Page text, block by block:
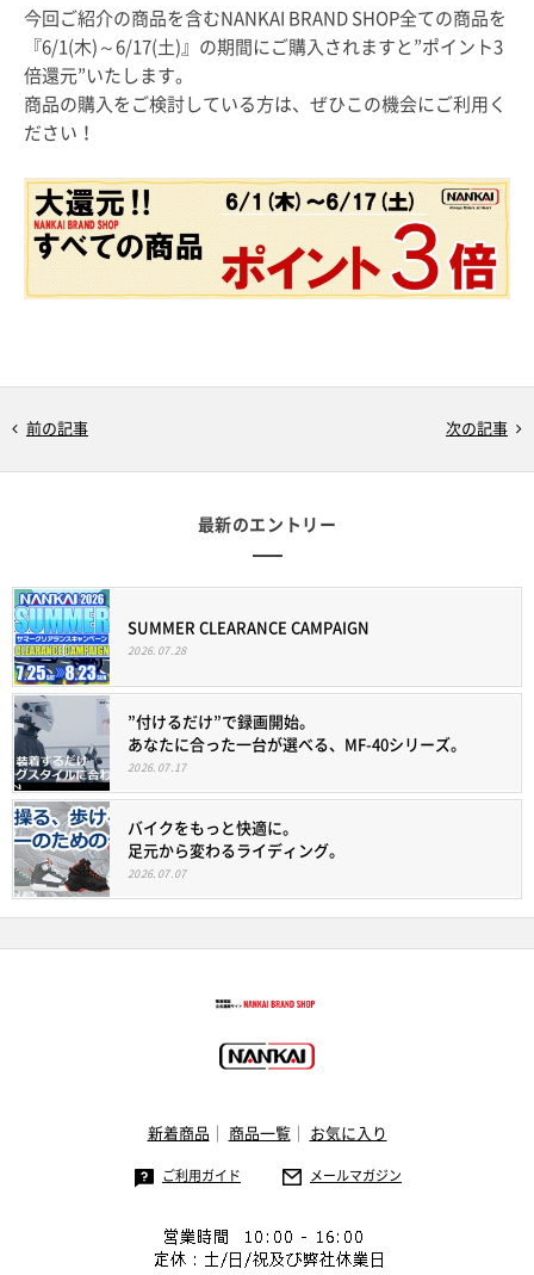
今回ご紹介の商品を含むNANKAI BRAND SHOP全ての商品を
『6/1(木)～6/17(土)』の期間にご購入されますと”ポイント3
倍還元”いたします。
商品の購入をご検討している方は、ぜひこの機会にご利用く
ださい！
前の記事 次の記事
最新のエントリー
SUMMER CLEARANCE CAMPAIGN
2026.07.28
”付けるだけ”で録画開始。
あなたに合った一台が選べる、MF-40シリーズ。
2026.07.17
バイクをもっと快適に。
足元から変わるライディング。
2026.07.07
新着商品 商品一覧 お気に入り
ご利用ガイド メールマガジン